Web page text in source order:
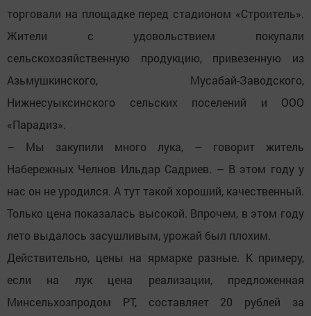
торговали на площадке перед стадионом «Строитель».
Жители с удовольствием покупали
сельскохозяйственную продукцию, привезенную из
Азьмушкинского, Мусабай-Заводского,
Нижнесуыксинского сельских поселений и ООО
«Парадиз».
– Мы закупили много лука, – говорит житель
Набережных Челнов Ильдар Садриев. – В этом году у
нас он не уродился. А тут такой хороший, качественный.
Только цена показалась высокой. Впрочем, в этом году
лето выдалось засушливым, урожай был плохим.
Действительно, цены на ярмарке разные. К примеру,
если на лук цена реализации, предложенная
Минсельхозпродом РТ, составляет 20 рублей за